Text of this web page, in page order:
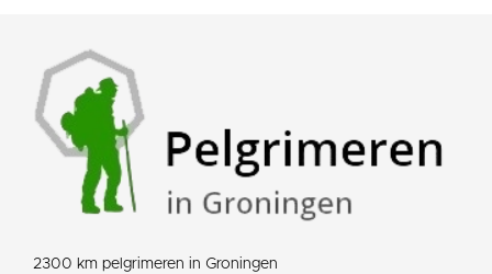
2300 km pelgrimeren in Groningen